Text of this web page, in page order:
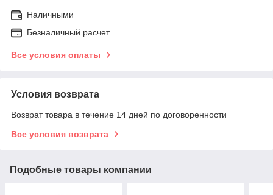
Наличными
Безналичный расчет
Все условия оплаты
Условия возврата
Возврат товара в течение 14 дней по договоренности
Все условия возврата
Подобные товары компании